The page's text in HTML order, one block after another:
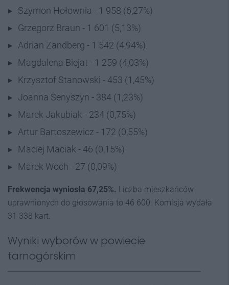
Szymon Hołownia - 1 958 (6,27%)
Grzegorz Braun - 1 601 (5,13%)
Adrian Zandberg - 1 542 (4,94%)
Magdalena Biejat - 1 259 (4,03%)
Krzysztof Stanowski - 453 (1,45%)
Joanna Senyszyn - 384 (1,23%)
Marek Jakubiak - 234 (0,75%)
Artur Bartoszewicz - 172 (0,55%)
Maciej Maciak - 46 (0,15%)
Marek Woch - 27 (0,09%)
Frekwencja wyniosła 67,25%. Liczba mieszkańców
uprawnionych do głosowania to 46 600. Komisja wydała
31 338 kart.
Wyniki wyborów w powiecie
tarnogórskim